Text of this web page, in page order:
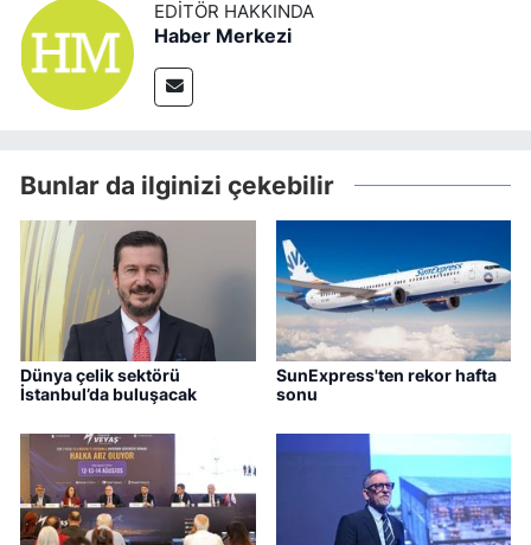
EDITÖR HAKKINDA
Haber Merkezi
Bunlar da ilginizi çekebilir
Dünya çelik sektörü
İstanbul’da buluşacak
SunExpress'ten rekor hafta
sonu